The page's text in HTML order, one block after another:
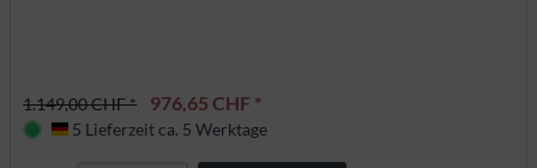
1.149,00 CHF * 976,65 CHF *
Deutschland
5 Lieferzeit ca. 5 Werktage